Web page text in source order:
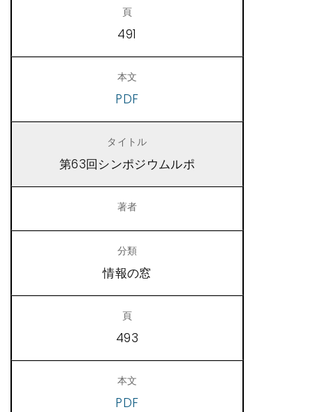
491
PDF
第63回シンポジウムルポ
情報の窓
493
PDF